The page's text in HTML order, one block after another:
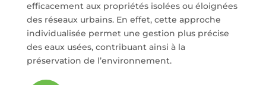
efficacement aux propriétés isolées ou éloignées
des réseaux urbains. En effet, cette approche
individualisée permet une gestion plus précise
des eaux usées, contribuant ainsi à la
préservation de l’environnement.